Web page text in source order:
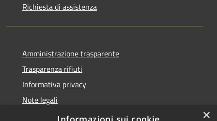
Richiesta di assistenza
Amministrazione trasparente
Trasparenza rifiuti
Informativa privacy
Note legali
Dichiarazione di accessibilità
×